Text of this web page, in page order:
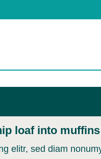
loaf into muffins
elitr, sed diam